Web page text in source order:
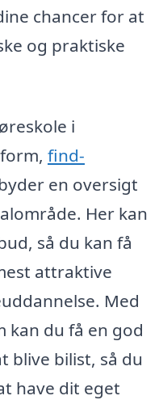
chancer for at
og praktiske
i
find-
en oversigt
Her kan
så du kan få
attraktive
Med
du få en god
blive bilist, så du
have dit eget